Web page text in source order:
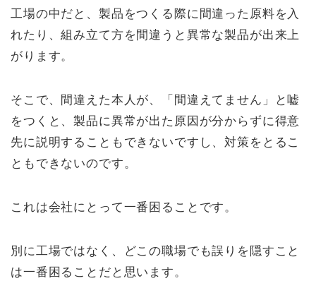
工場の中だと、製品をつくる際に間違った原料を入
れたり、組み立て方を間違うと異常な製品が出来上
がります。
そこで、間違えた本人が、「間違えてません」と嘘
をつくと、製品に異常が出た原因が分からずに得意
先に説明することもできないですし、対策をとるこ
ともできないのです。
これは会社にとって一番困ることです。
別に工場ではなく、どこの職場でも誤りを隠すこと
は一番困ることだと思います。